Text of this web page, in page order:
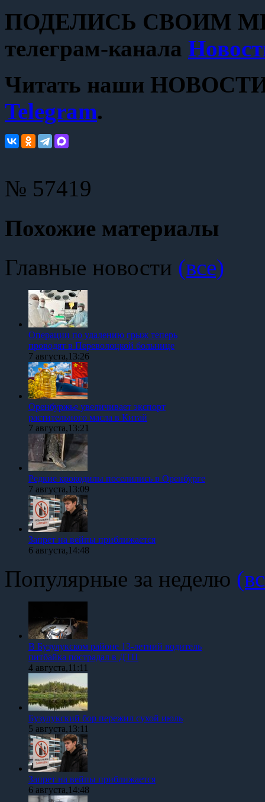
ПОДЕЛИСЬ СВОИМ
телеграм-канала
Читать наши НОВОСТИ
Telegram.
№ 57419
Похожие материалы
Главные новости (все)
Операции по удалению грыж теперь
проводят в Переволоцкой больнице
7 августа,13:26
Оренбуржье увеличивает экспорт
растительного масла в Китай
7 августа,13:21
Редкие крокодилы поселились в Оренбурге
7 августа,13:09
Запрет на вейпы приближается
6 августа,14:48
Популярные за неделю
В Бузулукском районе 13-летний водитель
питбайка пострадал в ДТП
4 августа,11:11
Бузулукский бор пережил сухой июль
5 августа,13:11
Запрет на вейпы приближается
6 августа,14:48